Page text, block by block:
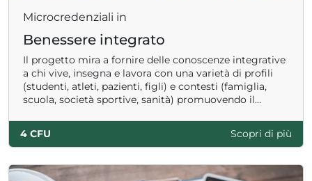
Microcredenziali in
Benessere integrato
Il progetto mira a fornire delle conoscenze integrative
a chi vive, insegna e lavora con una varietà di profili
(studenti, atleti, pazienti, figli) e contesti (famiglia,
scuola, società sportive, sanità) promuovendo il
4 CFU Scopri di più